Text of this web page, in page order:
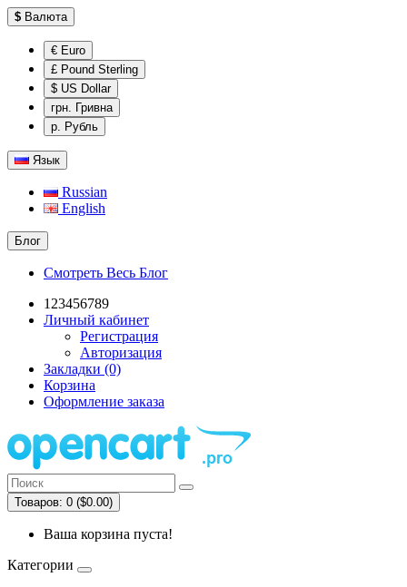
$ Валюта
€ Euro
£ Pound Sterling
$ US Dollar
грн. Гривна
р. Рубль
Язык
Russian
English
Блог
Смотреть Весь Блог
123456789
Личный кабинет
Регистрация
Авторизация
Закладки (0)
Корзина
Оформление заказа
Товаров: 0 ($0.00)
Ваша корзина пуста!
Категории